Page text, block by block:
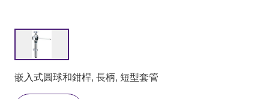
嵌入式圓球和鉗桿, 長柄, 短型套管